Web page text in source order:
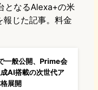
となるAlexa+の米
じた記事。料金
一般公開、Prime会
AI搭載の次世代ア
展開